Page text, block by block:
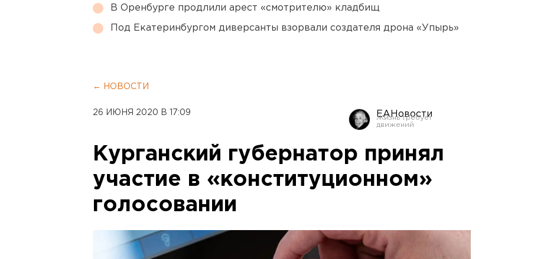
В Оренбурге продлили арест «смотрителю» кладбищ
Под Екатеринбургом диверсанты взорвали создателя дрона «Упырь»
← НОВОСТИ
26 ИЮНЯ 2020 В 17:09 ЕАНовости
Курганский губернатор принял
участие в «конституционном»
голосовании